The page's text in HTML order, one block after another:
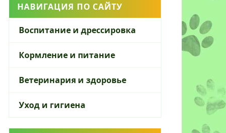
НАВИГАЦИЯ ПО САЙТУ
Воспитание и дрессировка
Кормление и питание
Ветеринария и здоровье
Уход и гигиена